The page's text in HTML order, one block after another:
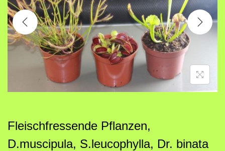
i
g
a
t
i
o
n
t
e
n
t
Fleischfressende Pflanzen,
D.muscipula, S.leucophylla, Dr. binata